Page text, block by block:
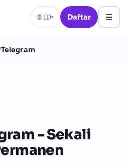
🌐ID▾ Daftar ☰
Telegram
- Sekali